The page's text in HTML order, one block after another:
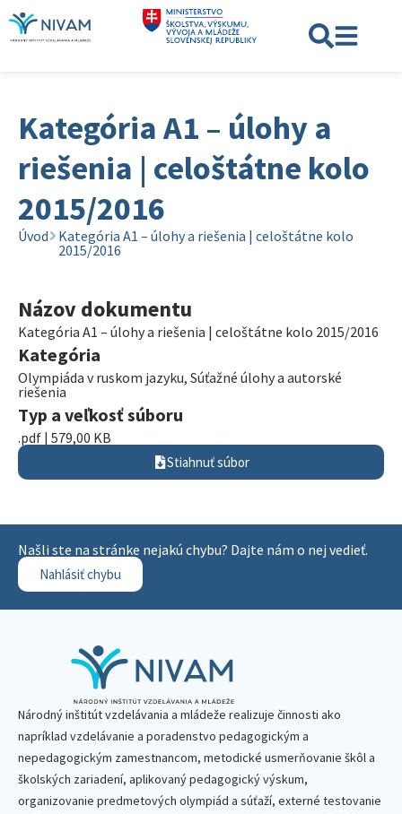
Kategória A1 – úlohy a
riešenia | celoštátne kolo
2015/2016
Úvod
Kategória A1 – úlohy a riešenia | celoštátne kolo
2015/2016
Názov dokumentu
Kategória A1 – úlohy a riešenia | celoštátne kolo 2015/2016
Kategória
Olympiáda v ruskom jazyku, Súťažné úlohy a autorské
riešenia
Typ a veľkosť súboru
.pdf | 579,00 KB
Stiahnuť súbor
Našli ste na stránke nejakú chybu? Dajte nám o nej vedieť.
Nahlásiť chybu
Národný inštitút vzdelávania a mládeže realizuje činnosti ako
napríklad vzdelávanie a poradenstvo pedagogickým a
nepedagogickým zamestnancom, metodické usmerňovanie škôl a
školských zariadení, aplikovaný pedagogický výskum,
organizovanie predmetových olympiád a súťaží, externé testovanie